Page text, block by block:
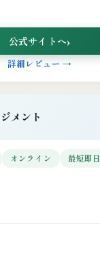
公式サイトへ
詳細レビュー →
メント
オンライン
最短即日